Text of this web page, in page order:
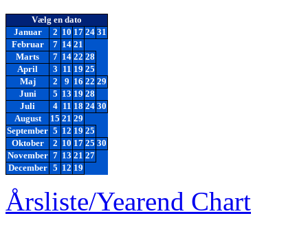
Vælg en dato
Januar
2 10 17 24 31
Februar
7 14 21
Marts
7 14 22 28
April
3 11 19 25
Maj
2 9 16 22 29
Juni
5 13 19 28
Juli
4 11 18 24 30
August
15 21 29
September 5 12 19 25
Oktober
2 10 17 25 30
November 7 13 21 27
December
5 12 19
Årsliste/Yearend Chart